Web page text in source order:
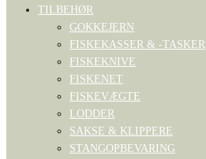
TILBEHØR
GOKKEJERN
FISKEKASSER & -TASKER
FISKEKNIVE
FISKENET
FISKEVÆGTE
LODDER
SAKSE & KLIPPERE
STANGOPBEVARING